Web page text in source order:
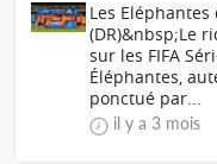
Les
(DR)&nbsp;Le
sur les FIFA
Éléphantes,
ponctué par...
il y a 3 mois